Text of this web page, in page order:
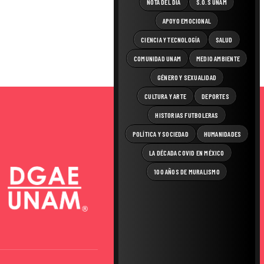
NOTA DEL DÍA S.O.S UNAM
APOYO EMOCIONAL
CIENCIA Y TECNOLOGÍA SALUD
COMUNIDAD UNAM MEDIO AMBIENTE
GÉNERO Y SEXUALIDAD
CULTURA Y ARTE DEPORTES
HISTORIAS FUTBOLERAS
POLÍTICA Y SOCIEDAD HUMANIDADES
LA DÉCADA COVID EN MÉXICO
100 AÑOS DE MURALISMO